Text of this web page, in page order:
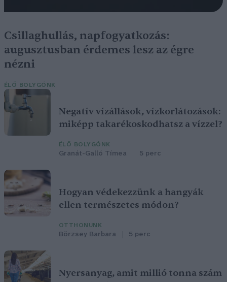
Csillaghullás, napfogyatkozás:
augusztusban érdemes lesz az égre
nézni
ÉLŐ BOLYGÓNK
Negatív vízállások, vízkorlátozások:
miképp takarékoskodhatsz a vízzel?
ÉLŐ BOLYGÓNK
Granát-Galló Tímea 5 perc
Hogyan védekezzünk a hangyák
ellen természetes módon?
OTTHONUNK
Börzsey Barbara 5 perc
Nyersanyag, amit millió tonna szám